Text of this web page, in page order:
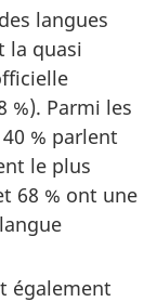
langues
la quasi
%). Parmi les
% parlent
le plus
68 % ont une
également